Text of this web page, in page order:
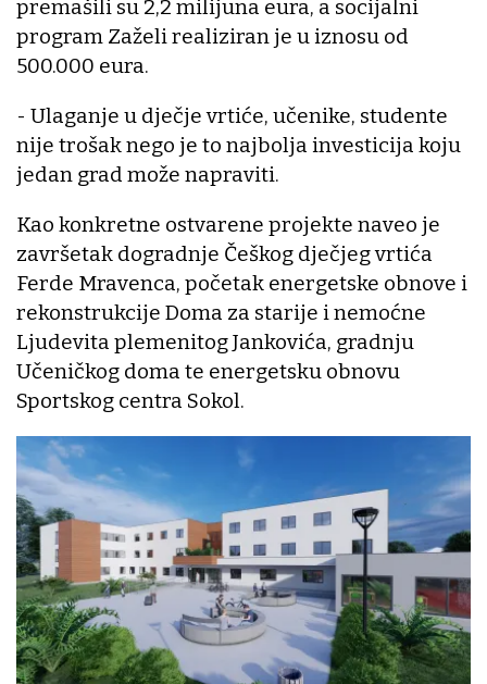
premašili su 2,2 milijuna eura, a socijalni
program Zaželi realiziran je u iznosu od
500.000 eura.
- Ulaganje u dječje vrtiće, učenike, studente
nije trošak nego je to najbolja investicija koju
jedan grad može napraviti.
Kao konkretne ostvarene projekte naveo je
završetak dogradnje Češkog dječjeg vrtića
Ferde Mravenca, početak energetske obnove i
rekonstrukcije Doma za starije i nemoćne
Ljudevita plemenitog Jankovića, gradnju
Učeničkog doma te energetsku obnovu
Sportskog centra Sokol.